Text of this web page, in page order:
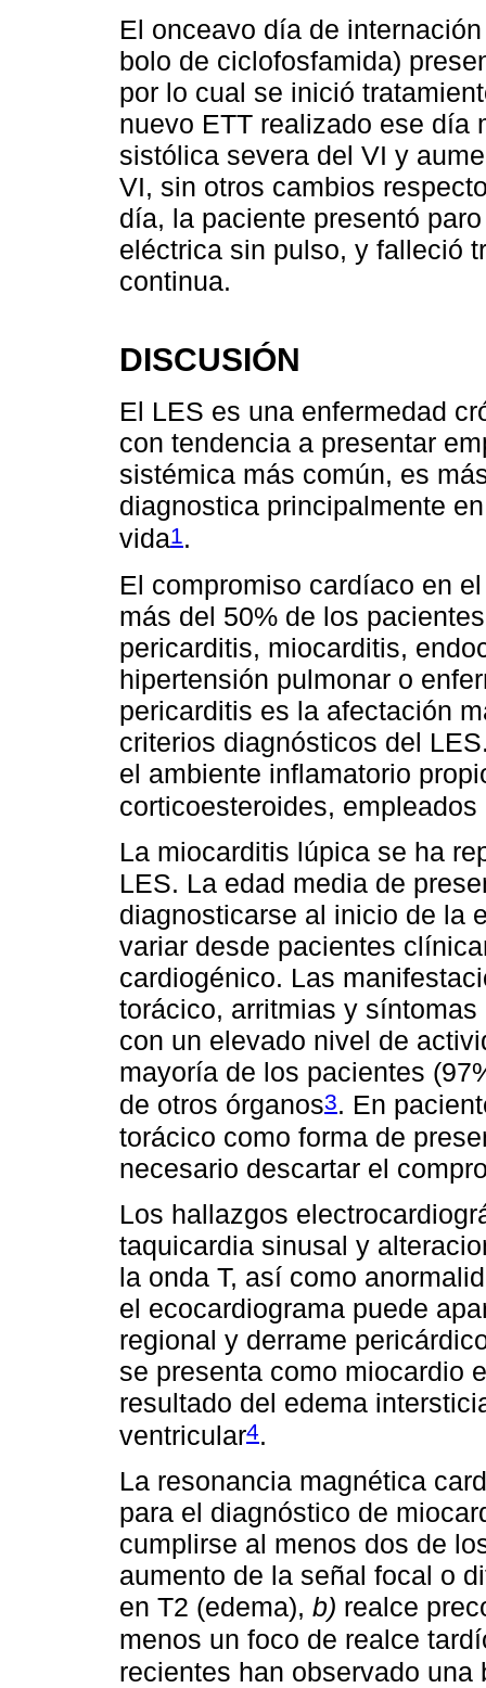
El onceavo día de
bolo de ciclofosfamida)
por lo cual se inició
nuevo ETT realizado ese día
sistólica severa del VI y
VI, sin otros cambios
día, la paciente presentó
eléctrica sin pulso, y falleció
continua.
DISCUSIÓN
El LES es una enfermedad
con tendencia a presentar
sistémica más común, es
diagnostica principalmente
vida1 .
El compromiso cardíaco en
más del 50% de los
pericarditis, miocarditis,
hipertensión pulmonar o
pericarditis es la afectación
criterios diagnósticos del
el ambiente inflamatorio
corticoesteroides,
La miocarditis lúpica se ha
LES. La edad media de
diagnosticarse al inicio de la
variar desde pacientes
cardiogénico. Las
torácico, arritmias y
con un elevado nivel de
mayoría de los pacientes
de otros órganos3. En
torácico como forma de
necesario descartar el
Los hallazgos
taquicardia sinusal y
la onda T, así como
el ecocardiograma puede
regional y derrame
se presenta como miocardio
resultado del edema
ventricular4.
La resonancia magnética
para el diagnóstico de
cumplirse al menos dos de
aumento de la señal focal o
en T2 (edema), b) realce
menos un foco de realce
recientes han observado